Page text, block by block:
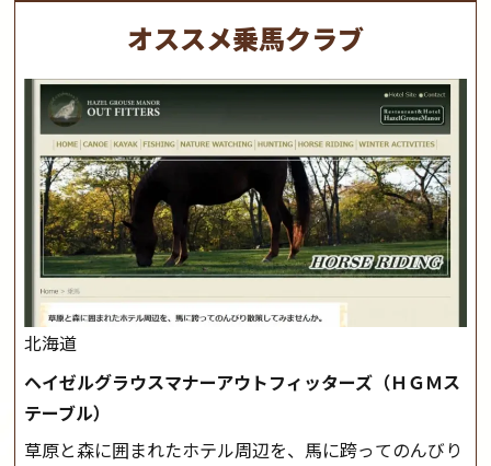
オススメ乗馬クラブ
北海道
ヘイゼルグラウスマナーアウトフィッターズ（ＨＧＭス
テーブル）
草原と森に囲まれたホテル周辺を、馬に跨ってのんびり